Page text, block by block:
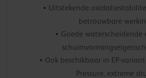
Uitstekende
betrouwbare
Goede waterscheidende
Ook beschikbaar in EP-
Pressure, extreme